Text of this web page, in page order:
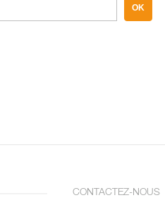
OK
CONTACTEZ-NOUS